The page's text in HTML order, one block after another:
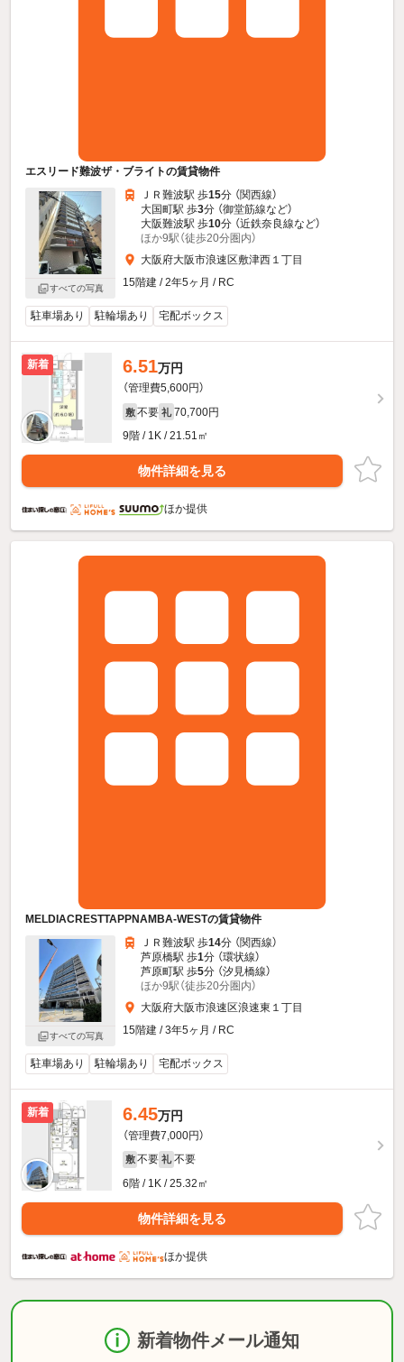
エスリード難波ザ・ブライトの賃貸物件
すべての写真
ＪＲ難波駅 歩15分 （関西線）
大国町駅 歩3分 （御堂筋線など）
大阪難波駅 歩10分 （近鉄奈良線など）
ほか9駅（徒歩20分圏内）
大阪府大阪市浪速区敷津西１丁目
15階建 / 2年5ヶ月 / RC
駐車場あり 駐輪場あり 宅配ボックス
新着 6.51万円
（管理費5,600円）
敷 不要 礼 70,700円
9階 / 1K / 21.51㎡
物件詳細を見る
ほか提供
MELDIACRESTTAPPNAMBA-WESTの賃貸物件
すべての写真
ＪＲ難波駅 歩14分 （関西線）
芦原橋駅 歩1分 （環状線）
芦原町駅 歩5分 （汐見橋線）
ほか9駅（徒歩20分圏内）
大阪府大阪市浪速区浪速東１丁目
15階建 / 3年5ヶ月 / RC
駐車場あり 駐輪場あり 宅配ボックス
新着 6.45万円
（管理費7,000円）
敷 不要 礼 不要
6階 / 1K / 25.32㎡
物件詳細を見る
ほか提供
新着物件メール通知